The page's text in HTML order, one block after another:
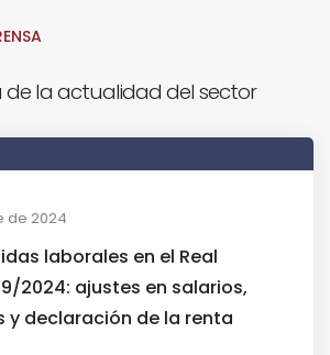
la actualidad del sector
de 2024
laborales en el Real
2024: ajustes en salarios,
y declaración de la renta